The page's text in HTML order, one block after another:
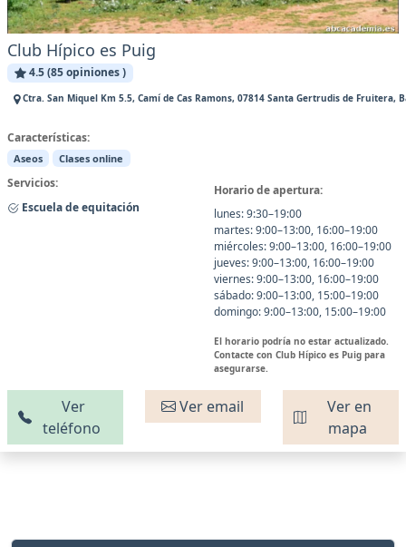
Club Hípico es Puig
4.5 (85 opiniones )
Ctra. San Miquel Km 5.5, Camí de Cas Ramons, 07814 Santa Gertrudis de Fruitera,
Características:
Aseos Clases online
Servicios:
Escuela de equitación
Horario de apertura:
lunes: 9:30–19:00
martes: 9:00–13:00, 16:00–19:00
miércoles: 9:00–13:00, 16:00–19:00
jueves: 9:00–13:00, 16:00–19:00
viernes: 9:00–13:00, 16:00–19:00
sábado: 9:00–13:00, 15:00–19:00
domingo: 9:00–13:00, 15:00–19:00
El horario podría no estar actualizado.
Contacte con Club Hípico es Puig para
asegurarse.
Ver
teléfono
Ver email
Ver en
mapa